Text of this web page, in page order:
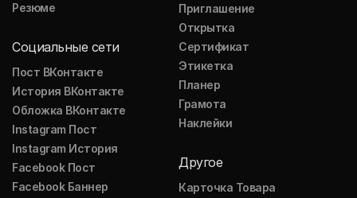
Резюме
Социальные сети
Пост ВКонтакте
История ВКонтакте
Обложка ВКонтакте
Instagram Пост
Instagram История
Facebook Пост
Facebook Баннер
Приглашение
Открытка
Сертификат
Этикетка
Планер
Грамота
Наклейки
Другое
Карточка Товара